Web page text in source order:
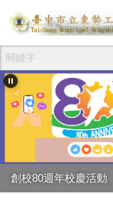
跳
到
要
內
容
區
創校80週年校慶活動